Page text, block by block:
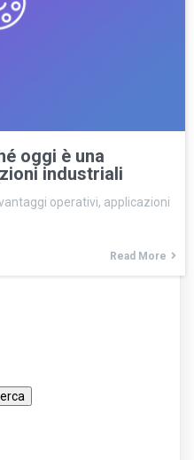
oggi è una
industriali
operativi, applicazioni
Read More